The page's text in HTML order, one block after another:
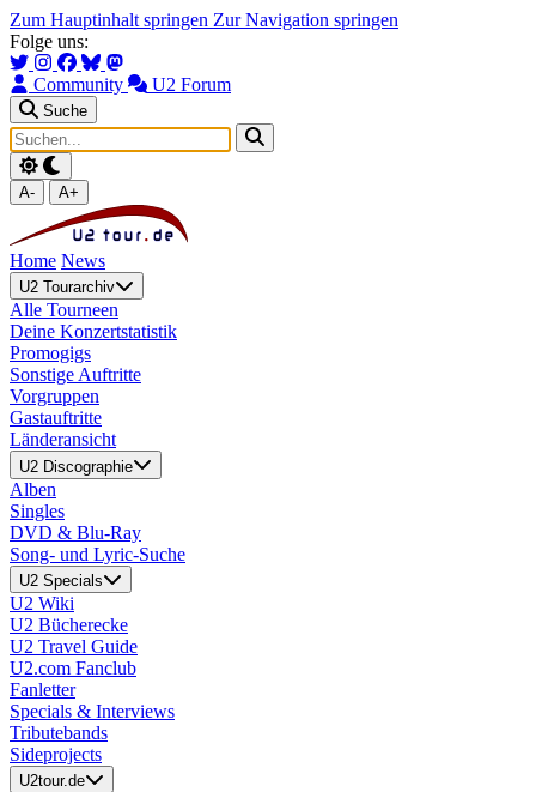
Zum Hauptinhalt springen Zur Navigation springen
Folge uns:
Community U2 Forum
Suche
A- A+
Home News
U2 Tourarchiv
Alle Tourneen
Deine Konzertstatistik
Promogigs
Sonstige Auftritte
Vorgruppen
Gastauftritte
Länderansicht
U2 Discographie
Alben
Singles
DVD & Blu-Ray
Song- und Lyric-Suche
U2 Specials
U2 Wiki
U2 Bücherecke
U2 Travel Guide
U2.com Fanclub
Fanletter
Specials & Interviews
Tributebands
Sideprojects
U2tour.de